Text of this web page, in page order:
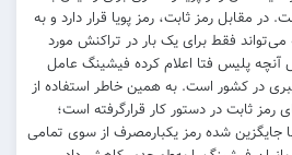
در مقابل رمز ثابت، رمز پویا قرار دارد و به
فقط برای یک بار در تراکنش مورد
آنچه پلیس فتا اعلام کرده فیشینگ عامل
در کشور است. به همین خاطر استفاده از
رمز ثابت در دستور کار قرارگرفته است؛
شده رمز یکبارمصرف از سوی تمامی